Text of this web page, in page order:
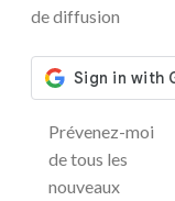
de diffusion
Prévenez-moi
de tous les
nouveaux